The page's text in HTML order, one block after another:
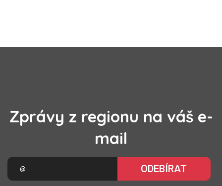
Zprávy z regionu na váš e-
mail
ODEBÍRAT